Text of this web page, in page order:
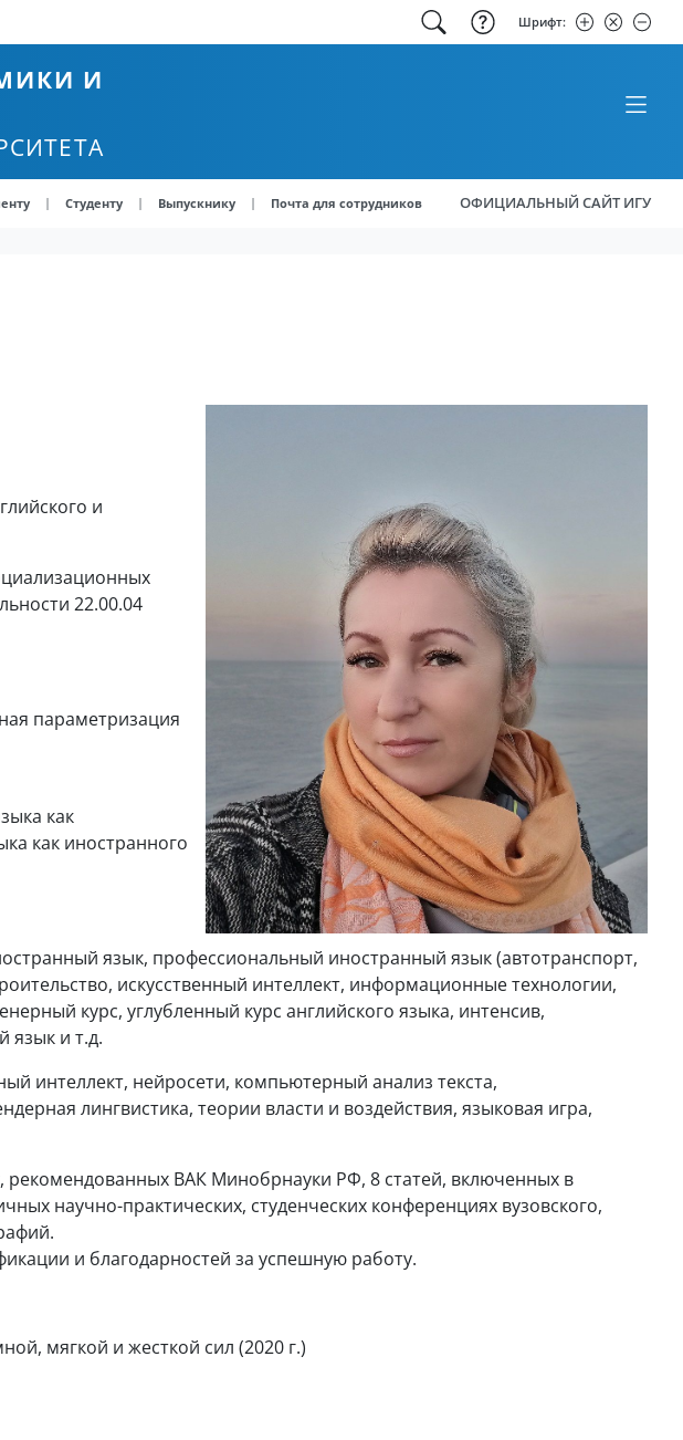
Шрифт:
И
| Студенту | Выпускнику | Почта для сотрудников ОФИЦИАЛЬНЫЙ САЙТ ИГУ
и
22.00.04
параметризация
как
как иностранного
язык, профессиональный иностранный язык (автотранспорт,
искусственный интеллект, информационные технологии,
курс, углубленный курс английского языка, интенсив,
язык и т.д.
интеллект, нейросети, компьютерный анализ текста,
лингвистика, теории власти и воздействия, языковая игра,
рекомендованных ВАК Минобрнауки РФ, 8 статей, включенных в
научно-практических, студенческих конференциях вузовского,
и благодарностей за успешную работу.
мягкой и жесткой сил (2020 г.)